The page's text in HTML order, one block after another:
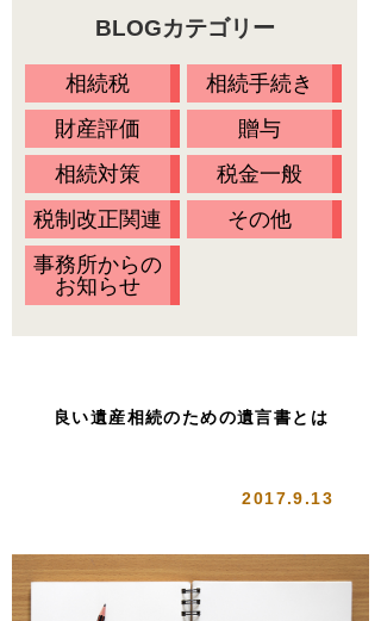
相続の流れ
当事務所に依頼するメリット
無料相談会・セミナー情報
Ｑ&Ａ
お客様の声
プライバシーポリシー
スタッフ紹介
相続方法の決定
相続放棄
相続税の申告
BLOGカテゴリー
相続税
相続手続き
財産評価
贈与
相続対策
税金一般
税制改正関連
その他
事務所からの
お知らせ
良い遺産相続のための遺言書とは
2017.9.13